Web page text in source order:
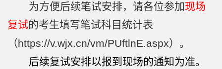
为方便后续笔试安排，请各位参加现场
复试的考生填写笔试科目统计表
（https://v.wjx.cn/vm/PUftlnE.aspx）。
后续复试安排以报到现场的通知为准。